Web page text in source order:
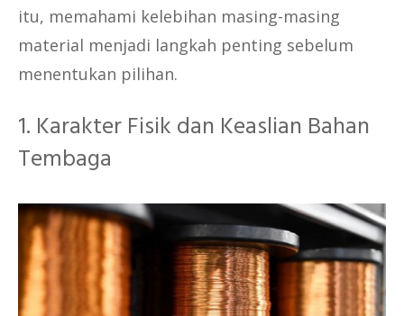
itu, memahami kelebihan masing-masing
material menjadi langkah penting sebelum
menentukan pilihan.
1. Karakter Fisik dan Keaslian Bahan
Tembaga